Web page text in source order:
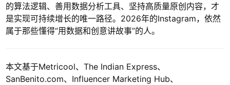
的算法逻辑、善用数据分析工具、坚持高质量原创内容，才
是实现可持续增长的唯一路径。2026年的Instagram，依然
属于那些懂得“用数据和创意讲故事”的人。
本文基于Metricool、The Indian Express、
SanBenito.com、Influencer Marketing Hub、